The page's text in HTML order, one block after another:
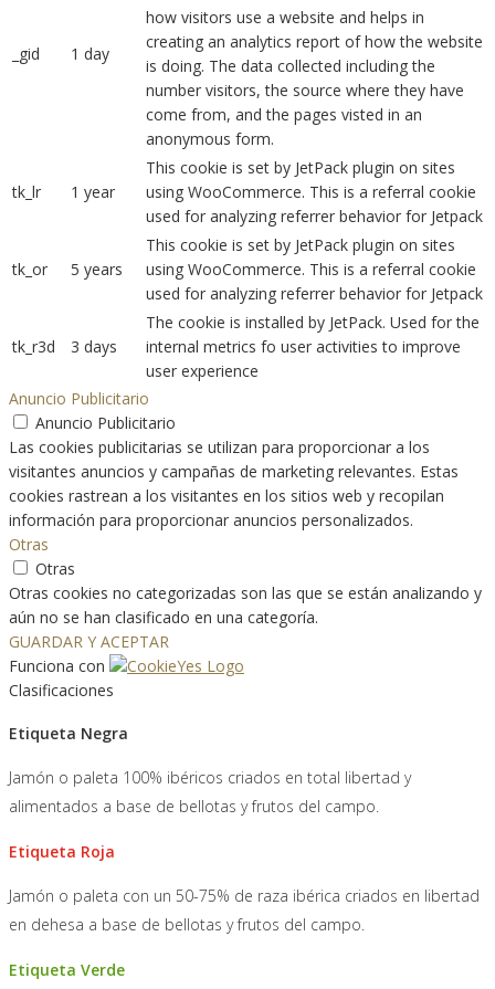
_gid 1 day
how visitors use a website and helps in
creating an analytics report of how the website
is doing. The data collected including the
number visitors, the source where they have
come from, and the pages visted in an
anonymous form.
tk_lr 1 year
This cookie is set by JetPack plugin on sites
using WooCommerce. This is a referral cookie
used for analyzing referrer behavior for Jetpack
tk_or 5 years
This cookie is set by JetPack plugin on sites
using WooCommerce. This is a referral cookie
used for analyzing referrer behavior for Jetpack
tk_r3d 3 days
The cookie is installed by JetPack. Used for the
internal metrics fo user activities to improve
user experience
Anuncio Publicitario
Anuncio Publicitario
Las cookies publicitarias se utilizan para proporcionar a los
visitantes anuncios y campañas de marketing relevantes. Estas
cookies rastrean a los visitantes en los sitios web y recopilan
información para proporcionar anuncios personalizados.
Otras
Otras
Otras cookies no categorizadas son las que se están analizando y
aún no se han clasificado en una categoría.
GUARDAR Y ACEPTAR
Funciona con
Clasificaciones
Etiqueta Negra
Jamón o paleta 100% ibéricos criados en total libertad y
alimentados a base de bellotas y frutos del campo.
Etiqueta Roja
Jamón o paleta con un 50-75% de raza ibérica criados en libertad
en dehesa a base de bellotas y frutos del campo.
Etiqueta Verde